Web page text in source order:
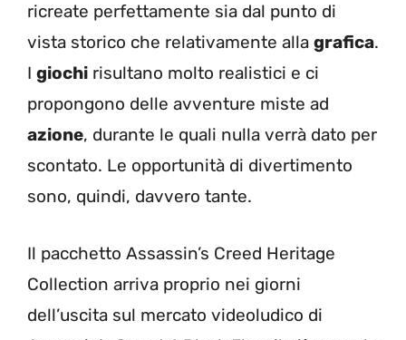
ricreate perfettamente sia dal punto di
vista storico che relativamente alla grafica.
I giochi risultano molto realistici e ci
propongono delle avventure miste ad
azione, durante le quali nulla verrà dato per
scontato. Le opportunità di divertimento
sono, quindi, davvero tante.
Il pacchetto Assassin’s Creed Heritage
Collection arriva proprio nei giorni
dell’uscita sul mercato videoludico di